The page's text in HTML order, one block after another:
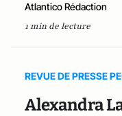
Atlantico Rédaction
1 min de lecture
REVUE DE PRESSE
Alexandra